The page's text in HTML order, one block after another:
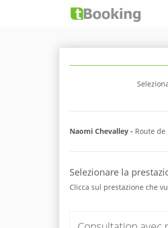
Naomi Chevalley - Route de
Selezionare la
Clicca sul prestazione che